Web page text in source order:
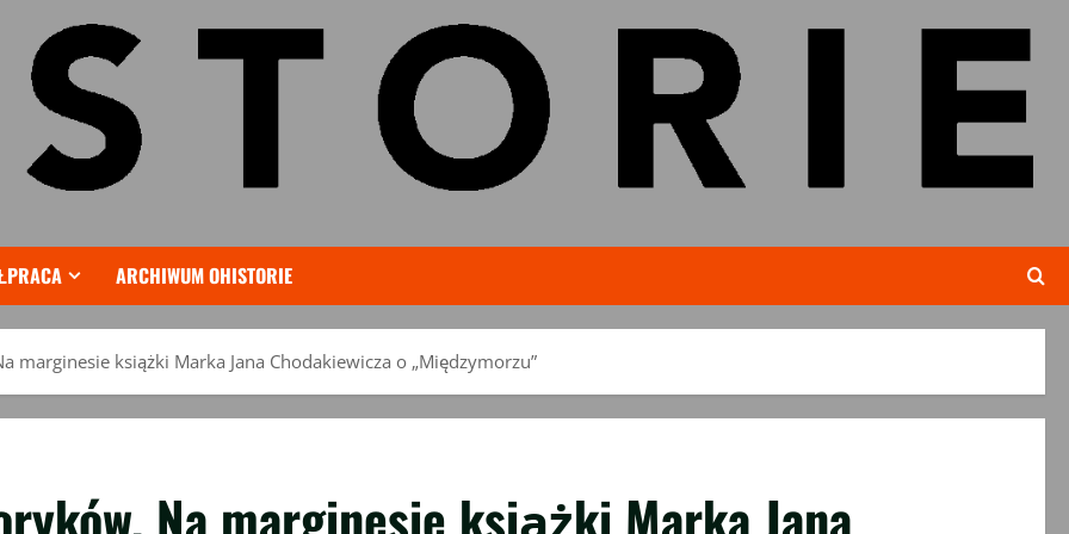
ARCHIWUM OHISTORIE
marginesie książki Marka Jana Chodakiewicza o „Międzymorzu”
Na marginesie książki Marka Jana